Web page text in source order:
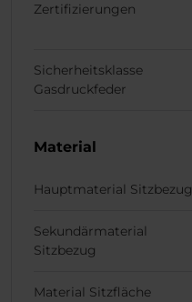
Zertifizierungen
Sicherheitsklasse
Gasdruckfeder
Material
Hauptmaterial Sitzbezug
Sekundärmaterial
Sitzbezug
Material Sitzfläche